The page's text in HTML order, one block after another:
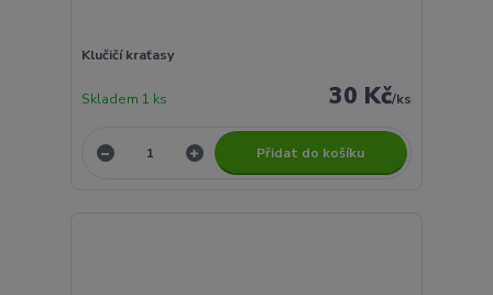
Klučičí kraťasy
30 Kč/ks
Skladem 1 ks
Přidat do košíku